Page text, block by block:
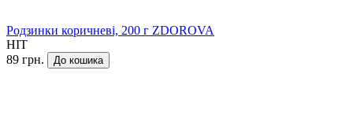
Родзинки коричневі, 200 г ZDOROVA
HIT
89 грн.
До кошика